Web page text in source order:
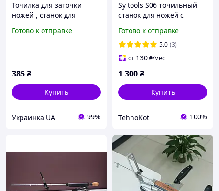
Точилка для заточки
ножей , станок для
механизмом
Готово к отправке
385₴
Купить
Украинка UA 99%
Sy tools S06 точильный
станок для ножей с
Готово к отправке
5.0 (3)
от 130₴/мес
1 300₴
Купить
TehnoKot 100%